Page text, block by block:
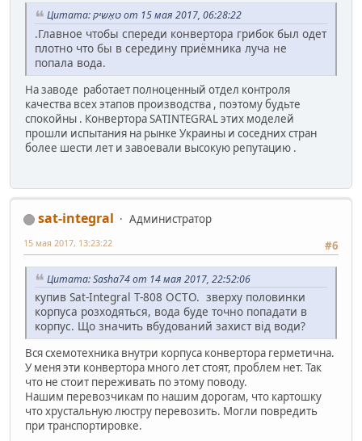
Цитата: טאָשיק от 15 мая 2017, 06:28:22
.Главное чтобы спереди конвертора грибок был одет
плотно что бы в середину приёмника луча не
попала вода.
На заводе работает полноценный отдел контроля
качества всех этапов производства , поэтому будьте
спокойны . Конвертора SATINTEGRAL этих моделей
прошли испытания на рынке Украины и соседних стран
более шести лет и завоевали высокую репутацию .
sat-integral
Администратор
#6
15 мая 2017, 13:23:22
Цитата: Sasha74 от 14 мая 2017, 22:52:06
купив Sat-Integral T-808 OCTO. зверху половинки
корпуса розходяться, вода буде точно попадати в
корпус. Що значить вбудований захист від води?
Вся схемотехника внутри корпуса конвертора герметична.
У меня эти конвертора много лет стоят, проблем нет. Так
что не стоит переживать по этому поводу.
Нашим перевозчикам по нашим дорогам, что картошку
что хрустальную люстру перевозить. Могли повредить
при транспортировке.